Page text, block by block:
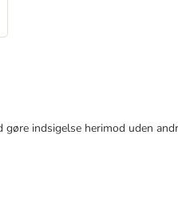
indsigelse herimod uden